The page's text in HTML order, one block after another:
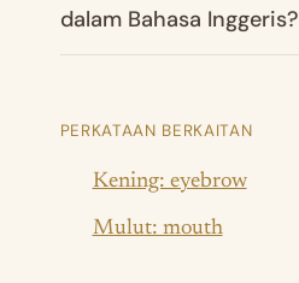
dalam Bahasa Inggeris?
PERKATAAN BERKAITAN
Kening: eyebrow
Mulut: mouth